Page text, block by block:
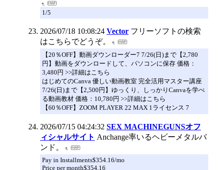
1/5
2026/07/18 10:08:24 Vector フリーソフトの検索
はこちらでどうぞ。
【20％OFF】動画ダウンローダー7 7/26(日)まで【2,780
円】動画をダウンロードして、パソコンに保存 価格：
3,480円 >>詳細はこちら
はじめてのCanva 優しい動画教室 完全活用マスター講座
7/26(日)まで【2,500円】ゆっくり、しっかりCanvaを学べ
る動画教材 価格：10,780円 >>詳細はこちら
【60％OFF】ZOOM PLAYER 22 MAX 1ライセンス 7
2026/07/15 04:24:32 SEX MACHINEGUNSオフ
ィシャルサイト Anchange率いるヘビーメタルバ
ンド。
Pay in Installments$354.16/mo
Price per month$354.16